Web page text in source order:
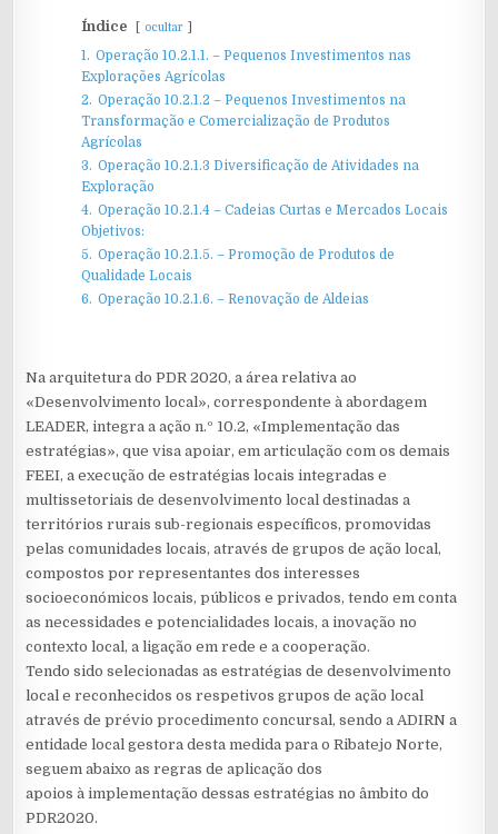
Índice ocultar
1. Operação 10.2.1.1. – Pequenos Investimentos nas
Explorações Agrícolas
2. Operação 10.2.1.2 – Pequenos Investimentos na
Transformação e Comercialização de Produtos
Agrícolas
3. Operação 10.2.1.3 Diversificação de Atividades na
Exploração
4. Operação 10.2.1.4 – Cadeias Curtas e Mercados Locais
Objetivos:
5. Operação 10.2.1.5. – Promoção de Produtos de
Qualidade Locais
6. Operação 10.2.1.6. – Renovação de Aldeias
Na arquitetura do PDR 2020, a área relativa ao
«Desenvolvimento local», correspondente à abordagem
LEADER, integra a ação n.º 10.2, «Implementação das
estratégias», que visa apoiar, em articulação com os demais
FEEI, a execução de estratégias locais integradas e
multissetoriais de desenvolvimento local destinadas a
territórios rurais sub-regionais específicos, promovidas
pelas comunidades locais, através de grupos de ação local,
compostos por representantes dos interesses
socioeconómicos locais, públicos e privados, tendo em conta
as necessidades e potencialidades locais, a inovação no
contexto local, a ligação em rede e a cooperação.
Tendo sido selecionadas as estratégias de desenvolvimento
local e reconhecidos os respetivos grupos de ação local
através de prévio procedimento concursal, sendo a ADIRN a
entidade local gestora desta medida para o Ribatejo Norte,
seguem abaixo as regras de aplicação dos
apoios à implementação dessas estratégias no âmbito do
PDR2020.